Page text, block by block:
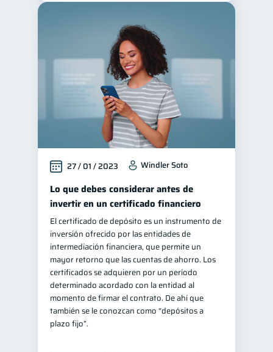
Criptomonedas 2
Inversiones 2
Cuenta Inactiva 1
Finanzas Personales 1
Finanzas en Pareja 1
Educación Financiera 1
Mipymes 1
Información financiera
inversiones 1 ahorro 1
Retiro Doble sueldo
Gasto responsable 1
información financiera
27 / 01 / 2023 Windler Soto
Lo que debes considerar antes de
invertir en un certificado financiero
El certificado de depósito es un instrumento de
inversión ofrecido por las entidades de
intermediación financiera, que permite un
mayor retorno que las cuentas de ahorro. Los
certificados se adquieren por un período
determinado acordado con la entidad al
momento de firmar el contrato. De ahí que
también se le conozcan como “depósitos a
plazo fijo”.